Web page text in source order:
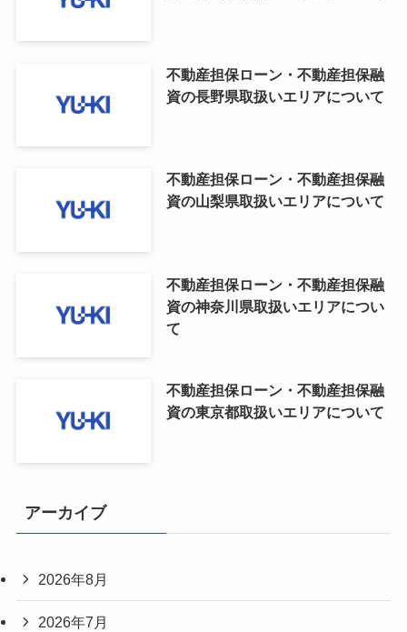
不動産担保ローン・不動産担保融
資の長野県取扱いエリアについて
不動産担保ローン・不動産担保融
資の山梨県取扱いエリアについて
不動産担保ローン・不動産担保融
資の神奈川県取扱いエリアについ
て
不動産担保ローン・不動産担保融
資の東京都取扱いエリアについて
アーカイブ
2026年8月
2026年7月